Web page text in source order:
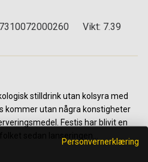
7310072000260
Vikt: 7.39
stilldrink utan kolsyra med
kommer utan några konstigheter
Festis har blivit en
sedan lanseringen...
Personvernerklæring